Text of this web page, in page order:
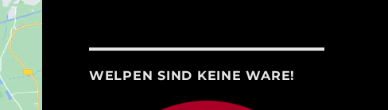
WELPEN SIND KEINE WARE!